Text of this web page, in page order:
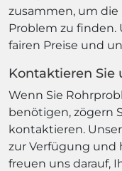
zusammen, um
Problem zu finden.
fairen Preise und
Kontaktieren Sie
Wenn Sie
benötigen, zögern
kontaktieren.
zur Verfügung und
freuen uns darauf,